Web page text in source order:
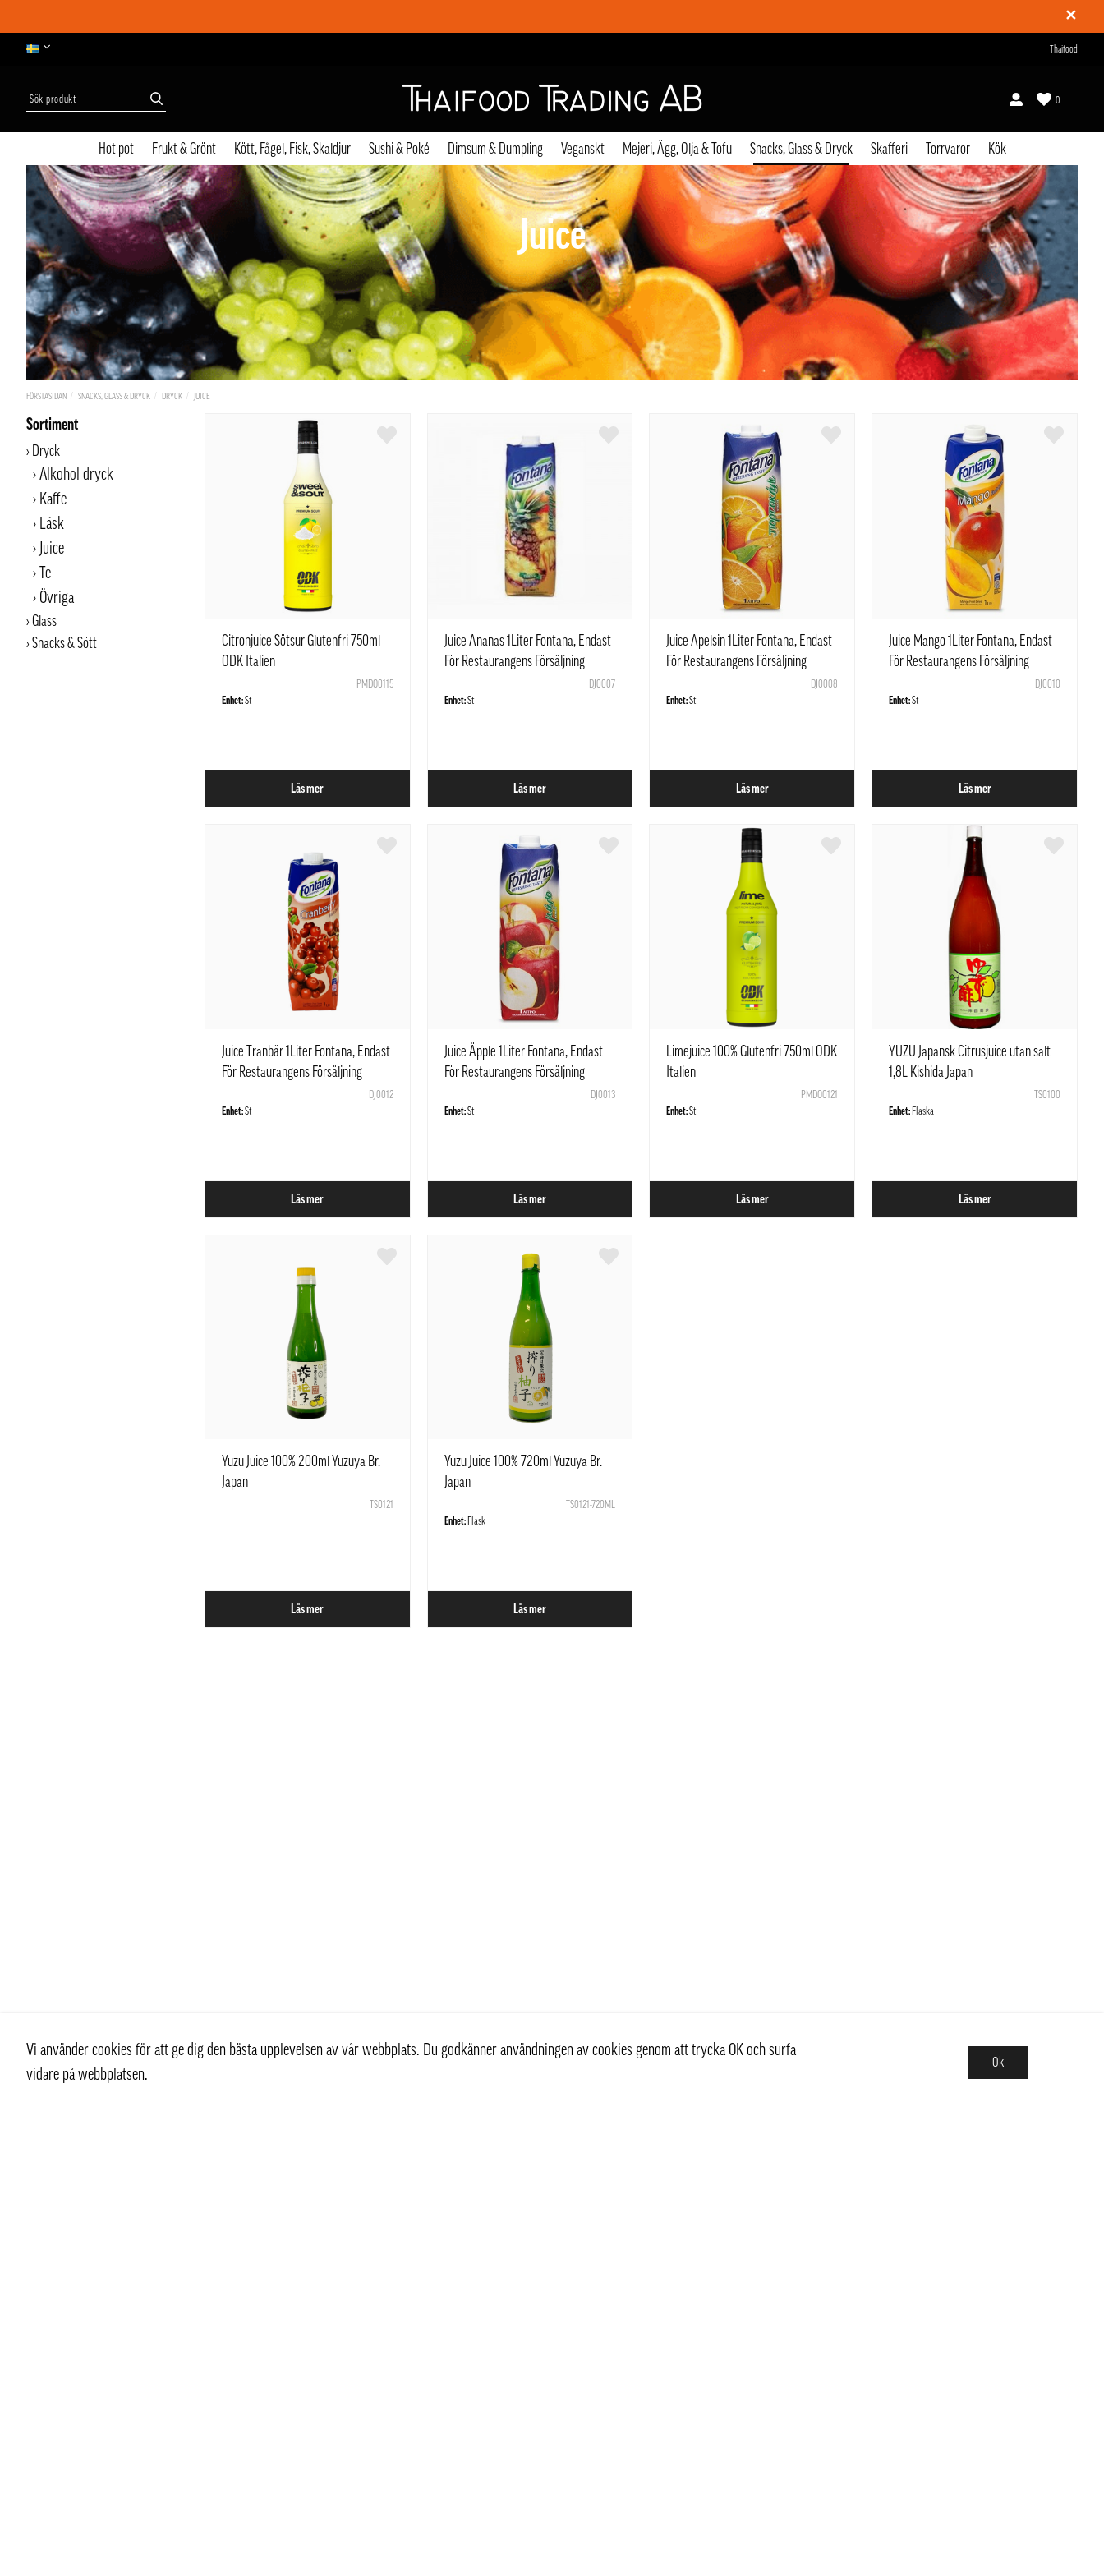
✕
Thaifood
0
Hot pot Frukt & Grönt Kött, Fågel, Fisk, Skaldjur Sushi & Poké Dimsum & Dumpling Veganskt Mejeri, Ägg, Olja & Tofu Snacks, Glass & Dryck Skafferi Torrvaror Kök
Juice
FÖRSTASIDAN SNACKS, GLASS & DRYCK DRYCK JUICE
Sortiment
Dryck
Alkohol dryck
Kaffe
Läsk
Juice
Te
Övriga
Glass
Snacks & Sött
Citronjuice Sötsur Glutenfri 750ml
ODK Italien
PMDO0115
Enhet:St
Läs mer
Juice Ananas 1Liter Fontana, Endast
För Restaurangens Försäljning
DJ0007
Enhet:St
Läs mer
Juice Apelsin 1Liter Fontana, Endast
För Restaurangens Försäljning
DJ0008
Enhet:St
Läs mer
Juice Mango 1Liter Fontana, Endast
För Restaurangens Försäljning
DJ0010
Enhet:St
Läs mer
Juice Tranbär 1Liter Fontana, Endast
För Restaurangens Försäljning
DJ0012
Enhet:St
Läs mer
Juice Äpple 1Liter Fontana, Endast
För Restaurangens Försäljning
DJ0013
Enhet:St
Läs mer
Limejuice 100% Glutenfri 750ml ODK
Italien
PMDO0121
Enhet:St
Läs mer
YUZU Japansk Citrusjuice utan salt
1,8L Kishida Japan
TS0100
Enhet: Flaska
Läs mer
Yuzu Juice 100% 200ml Yuzuya Br.
Japan
TS0121
Läs mer
Yuzu Juice 100% 720ml Yuzuya Br.
Japan
TS0121-720ML
Enhet: Flask
Läs mer
Vi använder cookies för att ge dig den bästa upplevelsen av vår webbplats. Du godkänner användningen av cookies genom att trycka OK och surfa
vidare på webbplatsen.
Ok